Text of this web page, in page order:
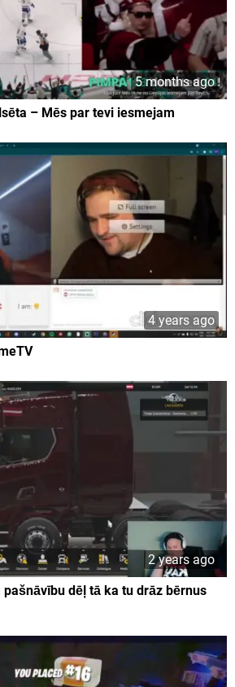
5 months ago
– Mēs par tevi iesmejam
4 years ago
2 years ago
dēļ tā ka tu drāz bērnus